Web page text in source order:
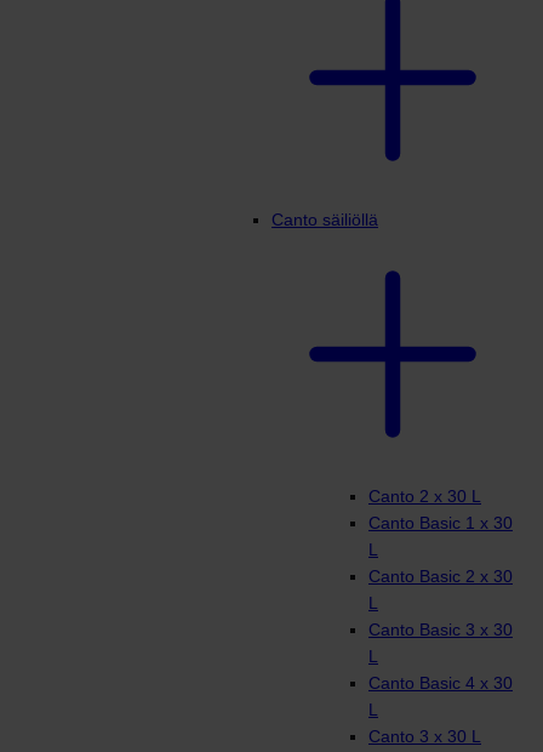
Canto säiliöllä
Canto 2 x 30 L
Canto Basic 1 x 30
L
Canto Basic 2 x 30
L
Canto Basic 3 x 30
L
Canto Basic 4 x 30
L
Canto 3 x 30 L